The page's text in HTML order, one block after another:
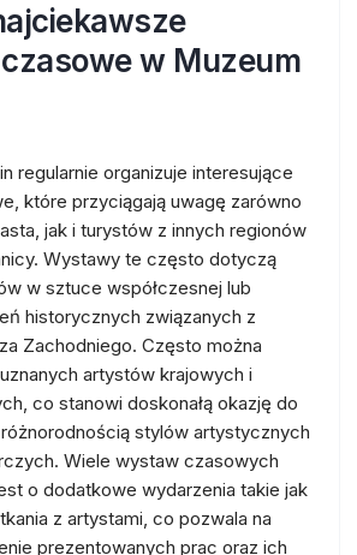
w Muzeum
regularnie organizuje interesujące
które przyciągają uwagę zarówno
jak i turystów z innych regionów
Wystawy te często dotyczą
w sztuce współczesnej lub
historycznych związanych z
Zachodniego. Często można
artystów krajowych i
co stanowi doskonałą okazję do
stylów artystycznych
Wiele wystaw czasowych
o dodatkowe wydarzenia takie jak
z artystami, co pozwala na
prezentowanych prac oraz ich